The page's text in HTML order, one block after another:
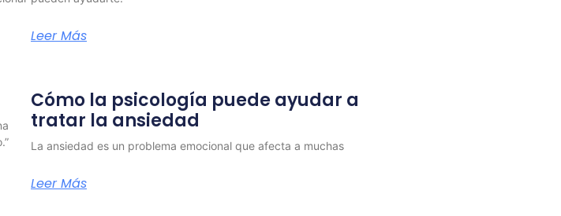
Leer Más
Cómo la psicología puede ayudar a
tratar la ansiedad
La ansiedad es un problema emocional que afecta a muchas
Leer Más